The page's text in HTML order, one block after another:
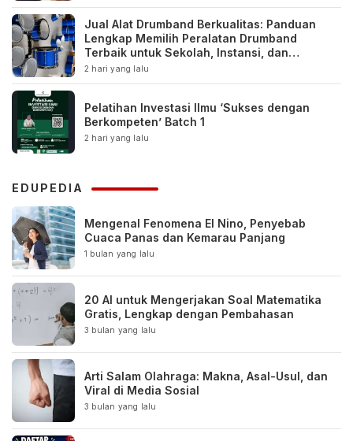
Jual Alat Drumband Berkualitas: Panduan
Lengkap Memilih Peralatan Drumband
Terbaik untuk Sekolah, Instansi, dan
Komunitas
2 hari yang lalu
Pelatihan Investasi Ilmu ‘Sukses dengan
Berkompeten’ Batch 1
2 hari yang lalu
EDUPEDIA
Mengenal Fenomena El Nino, Penyebab
Cuaca Panas dan Kemarau Panjang
1 bulan yang lalu
20 AI untuk Mengerjakan Soal Matematika
Gratis, Lengkap dengan Pembahasan
3 bulan yang lalu
Arti Salam Olahraga: Makna, Asal-Usul, dan
Viral di Media Sosial
3 bulan yang lalu